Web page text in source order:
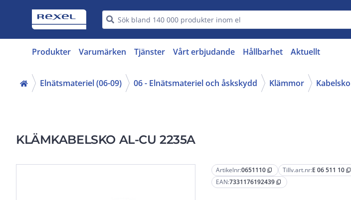
Produkter Varumärken Tjänster Vårt erbjudande Hållbarhet Aktuellt
Elnätsmateriel (06-09) 06 - Elnätsmateriel och åskskydd Klämmor Kabelsko
KLÄMKABELSKO AL-CU 2235A
Artikelnr:0651110 content_copy Tillv.art.nr:E 06 511 10 content_copy
EAN:7331176192439 content_copy